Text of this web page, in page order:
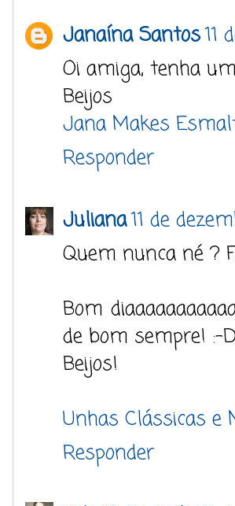
Janaína Santos11
Oi amiga, tenha
Beijos
Jana Makes
Responder
Juliana11 de
Quem nunca né ?
Bom
de bom sempre! :-D
Beijos!
Unhas Clássicas e
Responder